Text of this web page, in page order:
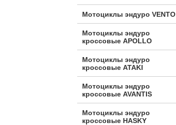
Мотоциклы эндуро VENTO
Мотоциклы эндуро
кроссовые APOLLO
Мотоциклы эндуро
кроссовые ATAKI
Мотоциклы эндуро
кроссовые AVANTIS
Мотоциклы эндуро
кроссовые HASKY